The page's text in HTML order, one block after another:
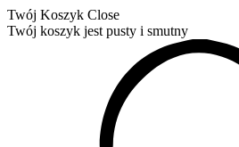
Twój Koszyk Close
Twój koszyk jest pusty i smutny